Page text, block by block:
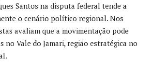
Santos na disputa federal tende a
o cenário político regional. Nos
avaliam que a movimentação pode
no Vale do Jamari, região estratégica no